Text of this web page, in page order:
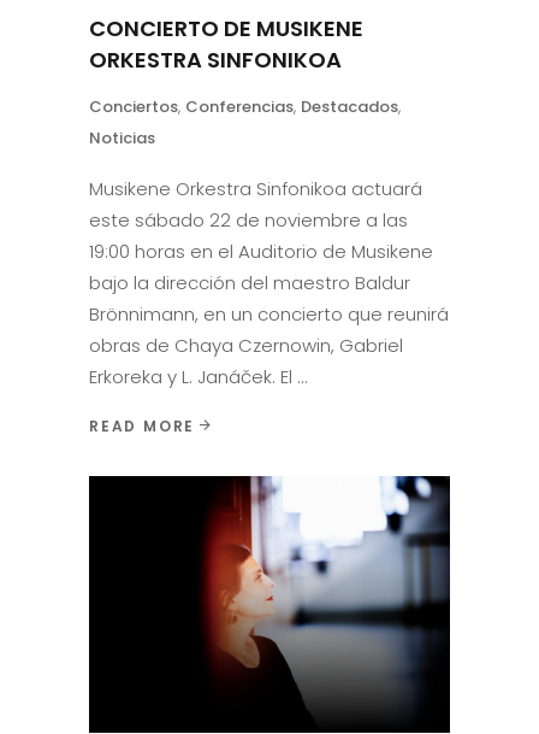
CONCIERTO DE MUSIKENE
ORKESTRA SINFONIKOA
Conciertos, Conferencias, Destacados,
Noticias
Musikene Orkestra Sinfonikoa actuará
este sábado 22 de noviembre a las
19:00 horas en el Auditorio de Musikene
bajo la dirección del maestro Baldur
Brönnimann, en un concierto que reunirá
obras de Chaya Czernowin, Gabriel
Erkoreka y L. Janáček. El
READ MORE